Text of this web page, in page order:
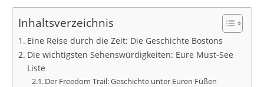
Inhaltsverzeichnis
Eine Reise durch die Zeit: Die Geschichte Bostons
Die wichtigsten Sehenswürdigkeiten: Eure Must-See
Liste
Der Freedom Trail: Geschichte unter Euren Füßen